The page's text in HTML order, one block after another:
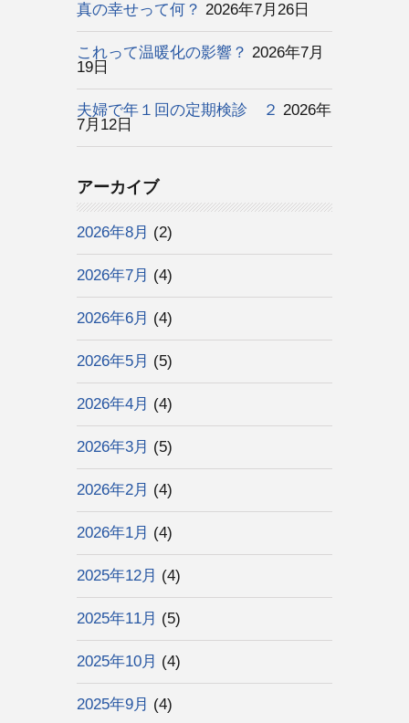
真の幸せって何？ 2026年7月26日
これって温暖化の影響？ 2026年7月
19日
夫婦で年１回の定期検診 ２ 2026年
7月12日
アーカイブ
2026年8月 (2)
2026年7月 (4)
2026年6月 (4)
2026年5月 (5)
2026年4月 (4)
2026年3月 (5)
2026年2月 (4)
2026年1月 (4)
2025年12月 (4)
2025年11月 (5)
2025年10月 (4)
2025年9月 (4)